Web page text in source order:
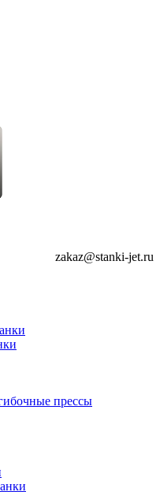
zakaz@stanki-jet.ru
прессы